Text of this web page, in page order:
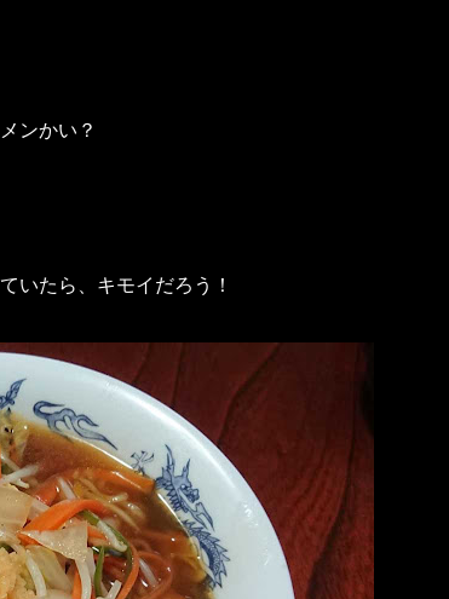
ンかい？
いたら、キモイだろう！